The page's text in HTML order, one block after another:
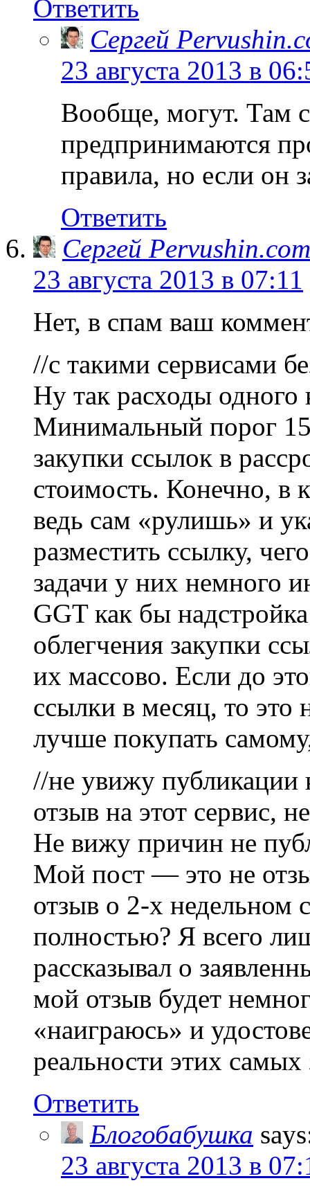
Ответить
Сергей
23 августа 2013 в
Вообще, могут. Там
предпринимаются
правила, но если он
Ответить
Сергей Pervushin.com
23 августа 2013 в 07:11
Нет, в спам ваш
//с такими сервисами
Ну так расходы
Минимальный порог
закупки ссылок в
стоимость. Конечно, в
ведь сам «рулишь» и
разместить ссылку,
задачи у них немного
GGT как бы
облегчения закупки
их массово. Если до
ссылки в месяц, то это
лучше покупать
//не увижу публикации
отзыв на этот сервис,
Не вижу причин не
Мой пост — это не
отзыв о 2-х недельном
полностью? Я всего
рассказывал о
мой отзыв будет
«наиграюсь» и
реальности этих
Ответить
Блогобабушка
23 августа 2013 в